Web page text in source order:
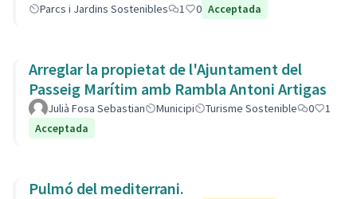
Parcs i Jardins Sostenibles
1 0 Acceptada
Arreglar la propietat de l'Ajuntament del
Passeig Marítim amb Rambla Antoni Artigas
Julià Fosa Sebastian Municipi Turisme Sostenible 0
1
Acceptada
Pulmó del mediterrani.